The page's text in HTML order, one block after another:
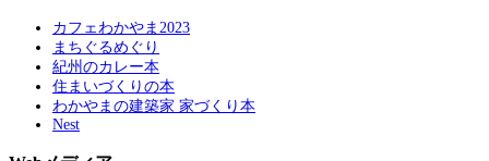
カフェわかやま2023
まちぐるめぐり
紀州のカレー本
住まいづくりの本
わかやまの建築家 家づくり本
Nest